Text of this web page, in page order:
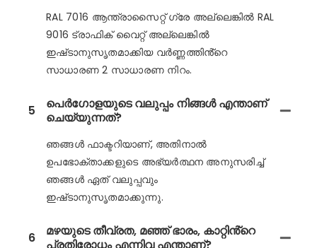
RAL 7016 ആന്ത്രാസൈറ്റ് ഗ്രേ അല്ലെങ്കിൽ RAL
9016 ട്രാഫിക് വൈറ്റ് അല്ലെങ്കിൽ
ഇഷ്‌ടാനുസൃതമാക്കിയ വർണ്ണത്തിൻ്റെ
സാധാരണ 2 സാധാരണ നിറം.
5
പെർഗോളയുടെ വലുപ്പം നിങ്ങൾ എന്താണ്
ചെയ്യുന്നത്?
ഞങ്ങൾ ഫാക്ടറിയാണ്, അതിനാൽ
ഉപഭോക്താക്കളുടെ അഭ്യർത്ഥന അനുസരിച്ച്
ഞങ്ങൾ ഏത് വലുപ്പവും
ഇഷ്‌ടാനുസൃതമാക്കുന്നു.
6
മഴയുടെ തീവ്രത, മഞ്ഞ് ഭാരം, കാറ്റിൻ്റെ